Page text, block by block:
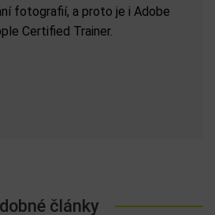
fotografií, a proto je i Adobe
Certified Trainer.
články